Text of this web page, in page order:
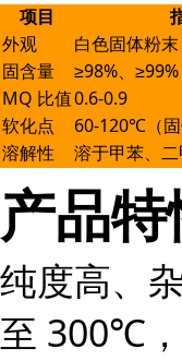
项目
外观
白色固体粉
固含量
≥98%、
MQ 比值0.6-0.9
软化点
60-120℃（固
溶解性
溶于甲苯、
产品
纯度高、
至 300℃